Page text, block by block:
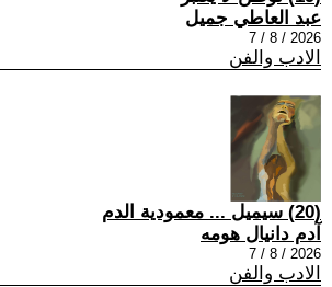
عبد العاطي جميل
2026 / 8 / 7
الادب والفن
(20) سيميل ... معمودية الدم
آدم دانيال هومه
2026 / 8 / 7
الادب والفن